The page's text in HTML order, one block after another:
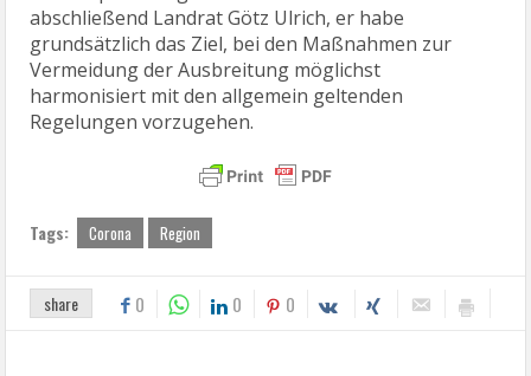
abschließend Landrat Götz Ulrich, er habe
grundsätzlich das Ziel, bei den Maßnahmen zur
Vermeidung der Ausbreitung möglichst
harmonisiert mit den allgemein geltenden
Regelungen vorzugehen.
Tags: Corona Region
share 0 0 0